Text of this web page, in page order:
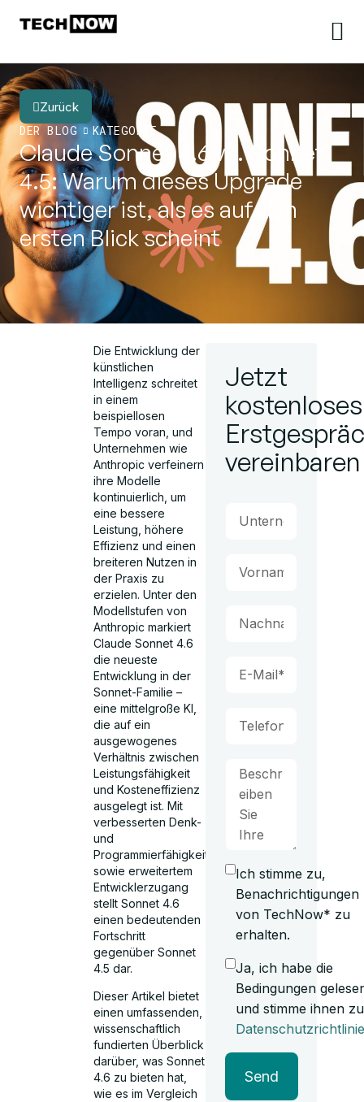
Zurück
DER BLOG
KATEGORIE
Claude Sonnet 4.6 vs. Sonnet
4.5: Warum dieses Upgrade
wichtiger ist, als es auf den
ersten Blick scheint
Die Entwicklung der
künstlichen
Intelligenz schreitet
in einem
beispiellosen
Tempo voran, und
Unternehmen wie
Anthropic verfeinern
ihre Modelle
kontinuierlich, um
eine bessere
Leistung, höhere
Effizienz und einen
breiteren Nutzen in
der Praxis zu
erzielen. Unter den
Modellstufen von
Anthropic markiert
Claude Sonnet 4.6
die neueste
Entwicklung in der
Sonnet-Familie –
eine mittelgroße KI,
die auf ein
ausgewogenes
Verhältnis zwischen
Leistungsfähigkeit
und Kosteneffizienz
ausgelegt ist. Mit
verbesserten Denk-
und
Programmierfähigkeiten
sowie erweitertem
Entwicklerzugang
stellt Sonnet 4.6
einen bedeutenden
Fortschritt
gegenüber Sonnet
4.5 dar.
Dieser Artikel bietet
einen umfassenden,
wissenschaftlich
fundierten Überblick
darüber, was Sonnet
4.6 zu bieten hat,
wie es im Vergleich
Jetzt
kostenloses
vereinbaren
Ich stimme zu,
Benachrichtigungen
von TechNow* zu
erhalten.
Ja, ich habe die
Bedingungen
und stimme ihnen
Datenschutzrichtlinie
Send